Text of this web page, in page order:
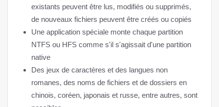
existants peuvent être lus, modifiés ou supprimés,
de nouveaux fichiers peuvent être créés ou copiés
Une application spéciale monte chaque partition
NTFS ou HFS comme s'il s'agissait d'une partition
native
Des jeux de caractères et des langues non
romanes, des noms de fichiers et de dossiers en
chinois, coréen, japonais et russe, entre autres, sont